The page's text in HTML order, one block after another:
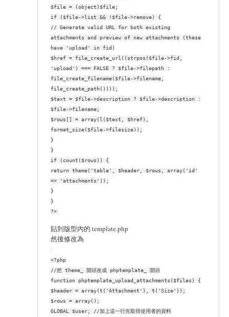
$file = (object)$file;
if ($file->list && !$file->remove) {
// Generate valid URL for both existing
attachments and preview of new attachments (these
have 'upload' in fid)
$href = file_create_url((strpos($file->fid,
'upload') === FALSE ? $file->filepath :
file_create_filename($file->filename,
file_create_path())));
$text = $file->description ? $file->description :
$file->filename;
$rows[] = array(l($text, $href),
format_size($file->filesize));
}
}
if (count($rows)) {
return theme('table', $header, $rows, array('id'
=> 'attachments'));
}
}
?>
貼到版型內的 template.php
然後修改為
<?php
//把 theme_ 開頭改成 phptemplate_ 開頭
function phptemplate_upload_attachments($files) {
$header = array(t('Attachment'), t('Size'));
$rows = array();
GLOBAL $user; //加上這一行先取得使用者的資料